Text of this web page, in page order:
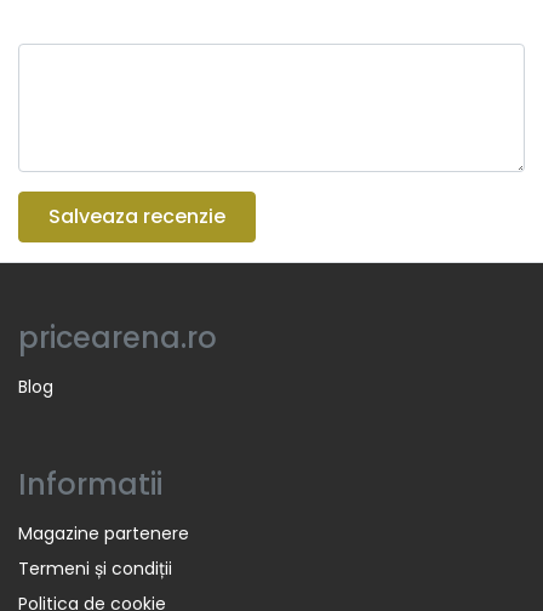
Salveaza recenzie
pricearena.ro
Blog
Informatii
Magazine partenere
Termeni și condiții
Politica de cookie